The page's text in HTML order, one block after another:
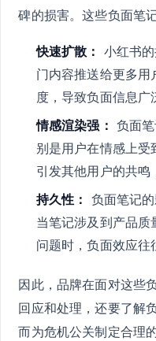
碑的损害。这些负面笔
快速扩散： 小红书
门内容推送给更多
度，导致负面信息广
情感渲染强： 负面
别是用户在情感上
引发其他用户的共鸣
持久性： 负面笔记
当笔记涉及到产品
问题时，负面效应往
因此，品牌在面对这些
回应和处理，还要了解
而为危机公关制定合理